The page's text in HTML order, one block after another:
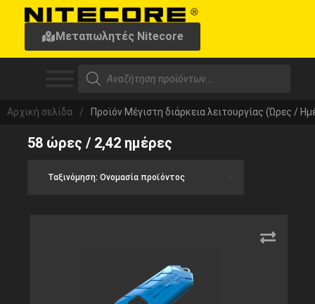
Μεταπωλητές Nitecore
Αρχική σελίδα / Προϊόν Μέγιστη διάρκεια λειτουργίας (Ώρες /
58 ώρες / 2,42 ημέρες